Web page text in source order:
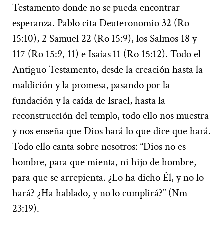
Testamento donde no se pueda encontrar
esperanza. Pablo cita Deuteronomio 32 (Ro
15:10), 2 Samuel 22 (Ro 15:9), los Salmos 18 y
117 (Ro 15:9, 11) e Isaías 11 (Ro 15:12). Todo el
Antiguo Testamento, desde la creación hasta la
maldición y la promesa, pasando por la
fundación y la caída de Israel, hasta la
reconstrucción del templo, todo ello nos muestra
y nos enseña que Dios hará lo que dice que hará.
Todo ello canta sobre nosotros: “Dios no es
hombre, para que mienta, ni hijo de hombre,
para que se arrepienta. ¿Lo ha dicho Él, y no lo
hará? ¿Ha hablado, y no lo cumplirá?” (Nm
23:19).